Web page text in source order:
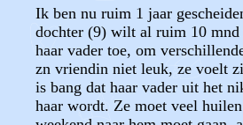
Ik ben nu ruim 1 jaar
dochter (9) wilt al ruim 10 mnd
haar vader toe, om
zn vriendin niet leuk, ze voelt
is bang dat haar vader uit het
haar wordt. Ze moet veel